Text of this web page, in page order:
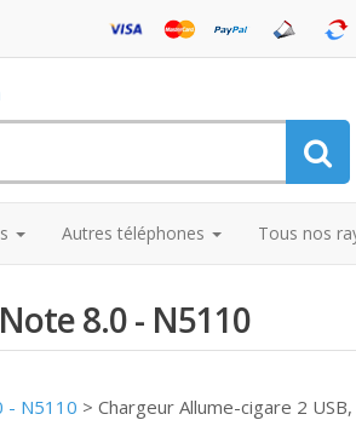
Autres téléphones Tous nos
8.0 - N5110
- N5110 > Chargeur Allume-cigare 2